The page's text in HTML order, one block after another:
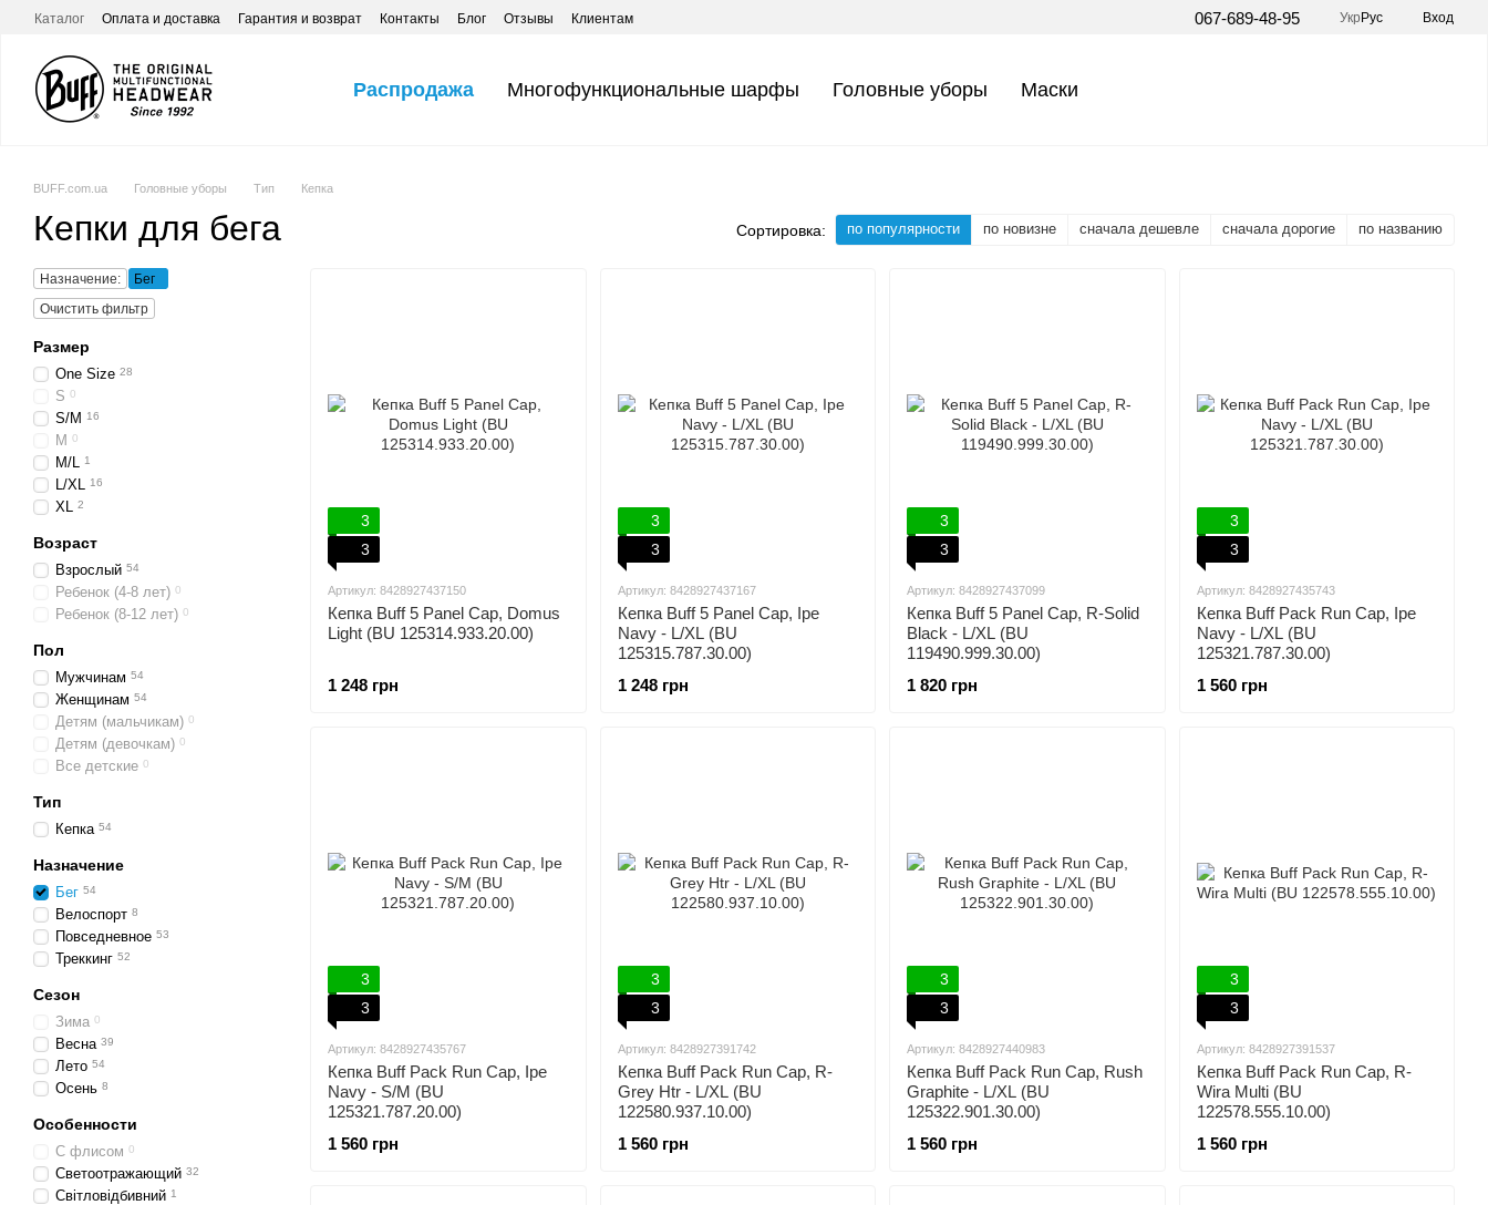
Перейти к основному контенту
Каталог Оплата и доставка Гарантия и возврат Контакты Блог Отзывы Клиентам 067-689-48-95 Укр Рус Вход
Распродажа Многофункциональные шарфы Головные уборы Маски
BUFF.com.ua Головные уборы Тип Кепка
Кепки для бега Сортировка: по популярности по новизне сначала дешевле сначала дорогие по названию
3
3
Артикул: 8428927437150
Кепка Buff 5 Panel Cap, Domus
Light (BU 125314.933.20.00)
1 248 грн
3
3
Артикул: 8428927437167
Кепка Buff 5 Panel Cap, Ipe
Navy - L/XL (BU
125315.787.30.00)
1 248 грн
3
3
Артикул: 8428927437099
Кепка Buff 5 Panel Cap, R-Solid
Black - L/XL (BU
119490.999.30.00)
1 820 грн
3
3
Артикул: 8428927435743
Кепка Buff Pack Run Cap, Ipe
Navy - L/XL (BU
125321.787.30.00)
1 560 грн
3
3
Артикул: 8428927435767
Кепка Buff Pack Run Cap, Ipe
Navy - S/M (BU
125321.787.20.00)
1 560 грн
3
3
Артикул: 8428927391742
Кепка Buff Pack Run Cap, R-
Grey Htr - L/XL (BU
122580.937.10.00)
1 560 грн
3
3
Артикул: 8428927440983
Кепка Buff Pack Run Cap, Rush
Graphite - L/XL (BU
125322.901.30.00)
1 560 грн
3
3
Артикул: 8428927391537
Кепка Buff Pack Run Cap, R-
Wira Multi (BU
122578.555.10.00)
1 560 грн
Назначение:
Бег
Очистить фильтр
Размер
One Size 28
S 0
S/M 16
M 0
M/L 1
L/XL 16
XL 2
Возраст
Взрослый 54
Ребенок (4-8 лет) 0
Ребенок (8-12 лет) 0
Пол
Мужчинам 54
Женщинам 54
Детям (мальчикам) 0
Детям (девочкам) 0
Все детские 0
Тип
Кепка 54
Назначение
Бег 54
Велоспорт 8
Повседневное 53
Треккинг 52
Сезон
Зима 0
Весна 39
Лето 54
Осень 8
Особенности
С флисом 0
Светоотражающий 32
Світловідбивний 1